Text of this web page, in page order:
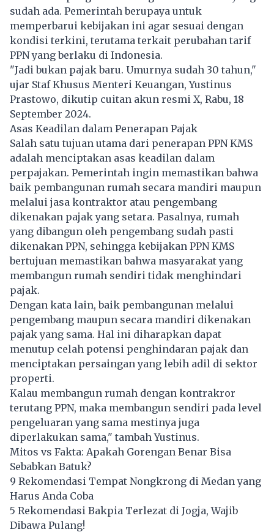
sudah ada. Pemerintah berupaya untuk
memperbarui kebijakan ini agar sesuai dengan
kondisi terkini, terutama terkait perubahan tarif
PPN yang berlaku di Indonesia.
"Jadi bukan pajak baru. Umurnya sudah 30 tahun,"
ujar Staf Khusus Menteri Keuangan, Yustinus
Prastowo, dikutip cuitan akun resmi X, Rabu, 18
September 2024.
Asas Keadilan dalam Penerapan Pajak
Salah satu tujuan utama dari penerapan PPN KMS
adalah menciptakan asas keadilan dalam
perpajakan. Pemerintah ingin memastikan bahwa
baik pembangunan rumah secara mandiri maupun
melalui jasa kontraktor atau pengembang
dikenakan pajak yang setara. Pasalnya, rumah
yang dibangun oleh pengembang sudah pasti
dikenakan PPN, sehingga kebijakan PPN KMS
bertujuan memastikan bahwa masyarakat yang
membangun rumah sendiri tidak menghindari
pajak.
Dengan kata lain, baik pembangunan melalui
pengembang maupun secara mandiri dikenakan
pajak yang sama. Hal ini diharapkan dapat
menutup celah potensi penghindaran pajak dan
menciptakan persaingan yang lebih adil di sektor
properti.
Kalau membangun rumah dengan kontrakror
terutang PPN, maka membangun sendiri pada level
pengeluaran yang sama mestinya juga
diperlakukan sama," tambah Yustinus.
Mitos vs Fakta: Apakah Gorengan Benar Bisa
Sebabkan Batuk?
9 Rekomendasi Tempat Nongkrong di Medan yang
Harus Anda Coba
5 Rekomendasi Bakpia Terlezat di Jogja, Wajib
Dibawa Pulang!